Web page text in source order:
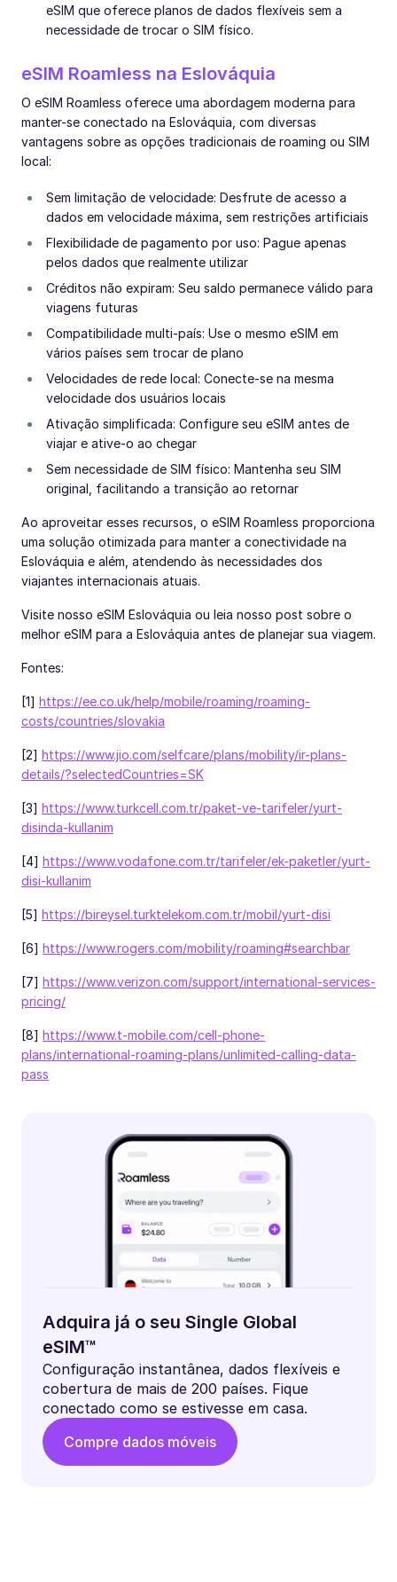
eSIM que oferece planos de dados flexíveis sem a
necessidade de trocar o SIM físico.
eSIM Roamless na Eslováquia
O eSIM Roamless oferece uma abordagem moderna para
manter-se conectado na Eslováquia, com diversas
vantagens sobre as opções tradicionais de roaming ou SIM
local:
Sem limitação de velocidade: Desfrute de acesso a
dados em velocidade máxima, sem restrições artificiais
Flexibilidade de pagamento por uso: Pague apenas
pelos dados que realmente utilizar
Créditos não expiram: Seu saldo permanece válido para
viagens futuras
Compatibilidade multi-país: Use o mesmo eSIM em
vários países sem trocar de plano
Velocidades de rede local: Conecte-se na mesma
velocidade dos usuários locais
Ativação simplificada: Configure seu eSIM antes de
viajar e ative-o ao chegar
Sem necessidade de SIM físico: Mantenha seu SIM
original, facilitando a transição ao retornar
Ao aproveitar esses recursos, o eSIM Roamless proporciona
uma solução otimizada para manter a conectividade na
Eslováquia e além, atendendo às necessidades dos
viajantes internacionais atuais.
Visite nosso eSIM Eslováquia ou leia nosso post sobre o
melhor eSIM para a Eslováquia antes de planejar sua viagem.
Fontes:
[1] https://ee.co.uk/help/mobile/roaming/roaming-
costs/countries/slovakia
[2] https://www.jio.com/selfcare/plans/mobility/ir-plans-
details/?selectedCountries=SK
[3] https://www.turkcell.com.tr/paket-ve-tarifeler/yurt-
disinda-kullanim
[4] https://www.vodafone.com.tr/tarifeler/ek-paketler/yurt-
disi-kullanim
[5] https://bireysel.turktelekom.com.tr/mobil/yurt-disi
[6] https://www.rogers.com/mobility/roaming#searchbar
[7] https://www.verizon.com/support/international-services-
pricing/
[8] https://www.t-mobile.com/cell-phone-
plans/international-roaming-plans/unlimited-calling-data-
pass
Adquira já o seu Single Global
eSIM™
Configuração instantânea, dados flexíveis e
cobertura de mais de 200 países. Fique
conectado como se estivesse em casa.
Compre dados móveis